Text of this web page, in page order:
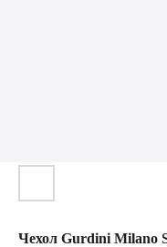
Чехол Gurdini Milano